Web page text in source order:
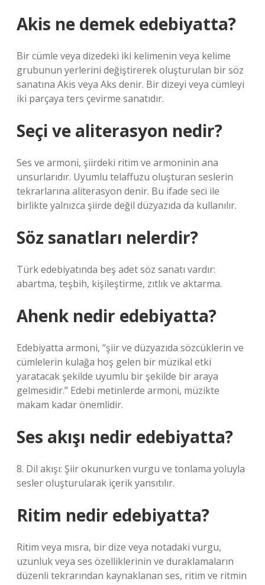
Akis ne demek edebiyatta?
Bir cümle veya dizedeki iki kelimenin veya kelime
grubunun yerlerini değiştirerek oluşturulan bir söz
sanatına Akis veya Aks denir. Bir dizeyi veya cümleyi
iki parçaya ters çevirme sanatıdır.
Seçi ve aliterasyon nedir?
Ses ve armoni, şiirdeki ritim ve armoninin ana
unsurlarıdır. Uyumlu telaffuzu oluşturan seslerin
tekrarlarına aliterasyon denir. Bu ifade seci ile
birlikte yalnızca şiirde değil düzyazıda da kullanılır.
Söz sanatları nelerdir?
Türk edebiyatında beş adet söz sanatı vardır:
abartma, teşbih, kişileştirme, zıtlık ve aktarma.
Ahenk nedir edebiyatta?
Edebiyatta armoni, “şiir ve düzyazıda sözcüklerin ve
cümlelerin kulağa hoş gelen bir müzikal etki
yaratacak şekilde uyumlu bir şekilde bir araya
gelmesidir.” Edebi metinlerde armoni, müzikte
makam kadar önemlidir.
Ses akışı nedir edebiyatta?
8. Dil akışı: Şiir okunurken vurgu ve tonlama yoluyla
sesler oluşturularak içerik yansıtılır.
Ritim nedir edebiyatta?
Ritim veya mısra, bir dize veya notadaki vurgu,
uzunluk veya ses özelliklerinin ve duraklamaların
düzenli tekrarından kaynaklanan ses, ritim ve ritmin